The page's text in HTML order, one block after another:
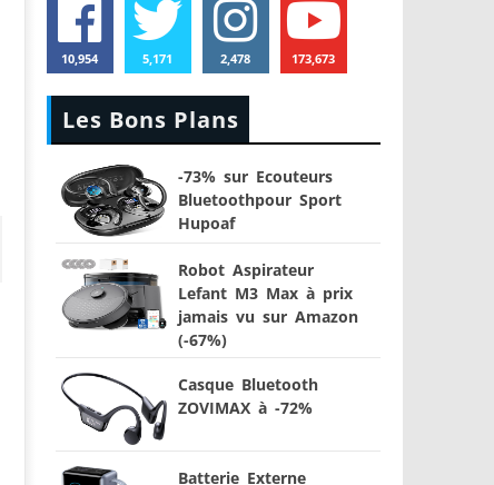
10,954 5,171 2,478 173,673
Les Bons Plans
-73% sur Ecouteurs
Bluetoothpour Sport
Hupoaf
Robot Aspirateur
Lefant M3 Max à prix
jamais vu sur Amazon
(-67%)
Casque Bluetooth
ZOVIMAX à -72%
Batterie Externe